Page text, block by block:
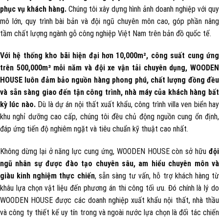
phục vụ khách hàng. Chúng tôi xây dựng hình ảnh doanh nghiệp với quy
mô lớn, quy trình bài bản và đội ngũ chuyên môn cao, góp phần nâng
tầm chất lượng ngành gỗ công nghiệp Việt Nam trên bản đồ quốc tế.
Với hệ thống kho bãi hiện đại hơn 10,000m², công suất cung ứng
trên 500,000m³ mỗi năm và đội xe vận tải chuyên dụng, WOODEN
HOUSE luôn đảm bảo nguồn hàng phong phú, chất lượng đồng đều
và sẵn sàng giao đến tận công trình, nhà máy của khách hàng bất
kỳ lúc nào.Dù là dự án nội thất xuất khẩu, công trình villa ven biển hay
khu nghỉ dưỡng cao cấp, chúng tôi đều chủ động nguồn cung ổn định,
đáp ứng tiến độ nghiêm ngặt và tiêu chuẩn kỹ thuật cao nhất.
Không dừng lại ở năng lực cung ứng, WOODEN HOUSE còn sở hữu đội
ngũ nhân sự được đào tạo chuyên sâu, am hiểu chuyên môn và
giàu kinh nghiệm thực chiến, sẵn sàng tư vấn, hỗ trợ khách hàng từ
khâu lựa chọn vật liệu đến phương án thi công tối ưu. Đó chính là lý do
WOODEN HOUSE được các doanh nghiệp xuất khẩu nội thất, nhà thầu
và công ty thiết kế uy tín trong và ngoài nước lựa chọn là đối tác chiến